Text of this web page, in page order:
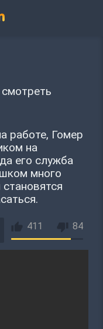
работе, Гомер
на
его служба
много
411 84